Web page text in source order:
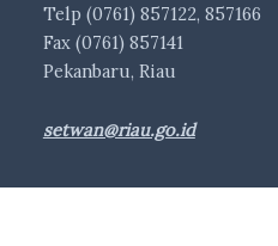
Telp (0761) 857122, 857166
Fax (0761) 857141
Pekanbaru, Riau
setwan@riau.go.id